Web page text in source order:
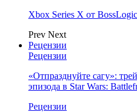
Xbox Series X от BossLogic
Prev Next
Рецензии
Рецензии
«Отпразднуйте сагу»:
эпизода в Star Wars:
Рецензии